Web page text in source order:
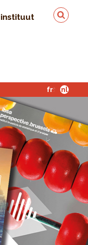
veiligheid
fr nl